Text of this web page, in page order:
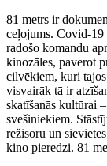
81 metrs ir
ceļojums. Covid-19
radošo komandu
kinozāles, paverot
cilvēkiem, kuri tajos
visvairāk tā ir
skatīšanās kultūrai
svešiniekiem.
režisoru un
kino pieredzi. 81